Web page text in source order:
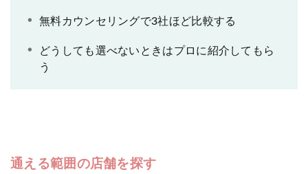
無料カウンセリングで3社ほど比較する
どうしても選べないときはプロに紹介してもら
う
通える範囲の店舗を探す